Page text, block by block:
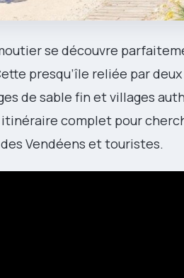
se découvre
presqu’île reliée par
de sable fin et villages
itinéraire complet pour
Vendéens et touristes.